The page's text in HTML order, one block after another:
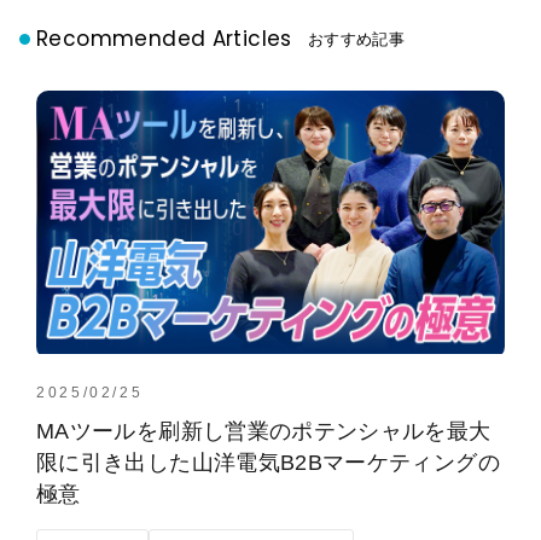
Recommended Articles おすすめ記事
2025/02/25
MAツールを刷新し営業のポテンシャルを最大
限に引き出した山洋電気B2Bマーケティングの
極意